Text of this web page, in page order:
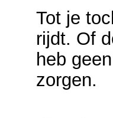
Tot je
rijdt. Of
heb
zorgen.